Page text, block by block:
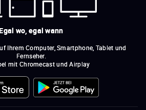
wo, egal wann
Ihrem Computer, Smartphone, Tablet und
Fernseher.
mit Chromecast und Airplay